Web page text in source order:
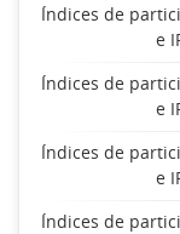
Índices de
e
Índices de
e
Índices de
e
Índices de